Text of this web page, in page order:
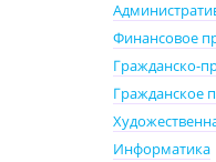
Финансовое
Гражданско-
Гражданское
Информатика